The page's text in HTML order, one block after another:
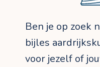
Ben je op zoek
bijles
voor jezelf of